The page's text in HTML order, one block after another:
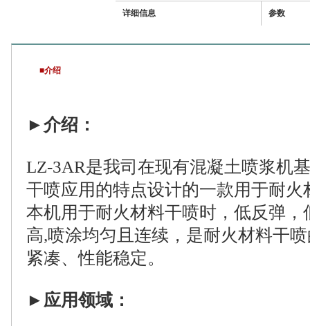
详细信息 参数
■介绍
►介绍：
LZ-3AR是我司在现有混凝土喷浆机
干喷应用的特点设计的一款用于耐
本机用于耐火材料干喷时，低反弹
高,喷涂均匀且连续，是耐火材料干
紧凑、性能稳定。
► 应用领域：